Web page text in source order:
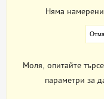
Няма
Моля, опитайте
параметри за